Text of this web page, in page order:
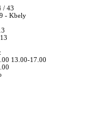
/ 43
- Kbely
13.00-17.00